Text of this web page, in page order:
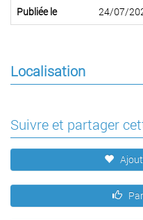
Publiée le 24/07/
Localisation
Suivre et partager